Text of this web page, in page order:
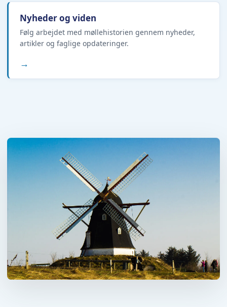
Nyheder og viden
Følg arbejdet med møllehistorien gennem nyheder,
artikler og faglige opdateringer.
→